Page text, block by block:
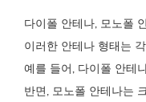
다이폴 안테나, 모노폴
이러한 안테나 형태는
예를 들어, 다이폴 안테
반면, 모노폴 안테나는